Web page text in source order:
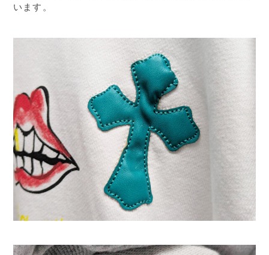
います。